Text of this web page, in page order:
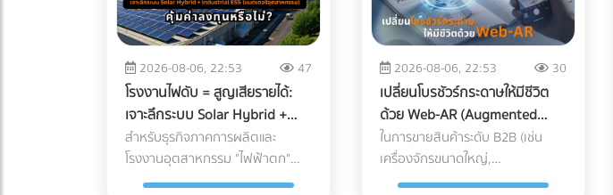
2026-08-06, 22:53 47
โรงงานไฟดับ = สูญเสียรายได้:
เจาะลึกระบบ Solar Hybrid +
Industrial ESS (แบตเตอรี่
อุตสาหกรรม) คุ้มทุนหรือไม่ในปี
2026?
สำหรับธุรกิจภาคการผลิตและ
โรงงานอุตสาหกรรม "ไฟฟ้าตก"
หรือ "ไฟฟ้าดับ" แม้เพียงแค่ 15 นาที
2026-08-06, 22:53 30
เปลี่ยนโบรชัวร์กระดาษให้มีชีวิต
ด้วย Web-AR (Augmented
Reality)
ในการขายสินค้าระดับ B2B (เช่น
เครื่องจักรขนาดใหญ่,
อสังหาริมทรัพย์ หรือระบบ